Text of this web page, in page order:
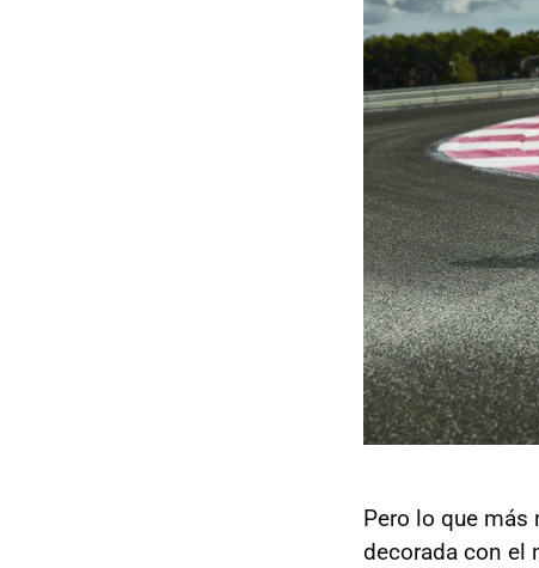
Pero lo que más
decorada con el